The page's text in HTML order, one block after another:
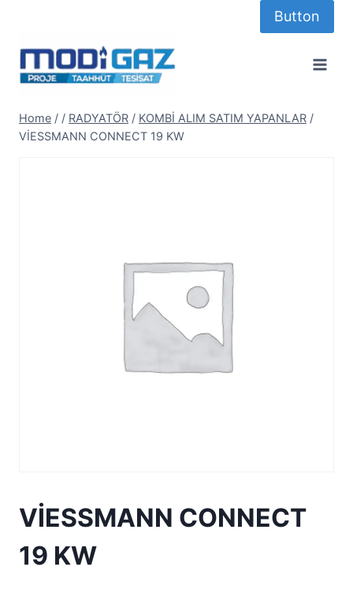
content
Button
Home / / RADYATÖR / KOMBİ ALIM SATIM YAPANLAR /
VİESSMANN CONNECT 19 KW
VİESSMANN CONNECT
19 KW